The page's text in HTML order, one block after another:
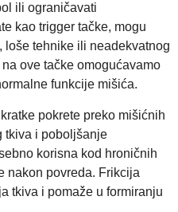
ili ograničavati
kao trigger tačke, mogu
loše tehnike ili neadekvatnog
ove tačke omogućavamo
funkcije mišića.
pokrete preko mišićnih
tkiva i poboljšanje
korisna kod hroničnih
nakon povreda. Frikcija
tkiva i pomaže u formiranju